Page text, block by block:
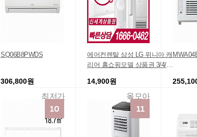
SQ06B8PWDS
306,800원
최저가
에어컨렌탈 삼성 LG 위니아 캐
리어 홈쇼핑모델 상품권 3/4/5
14,900원
올모아